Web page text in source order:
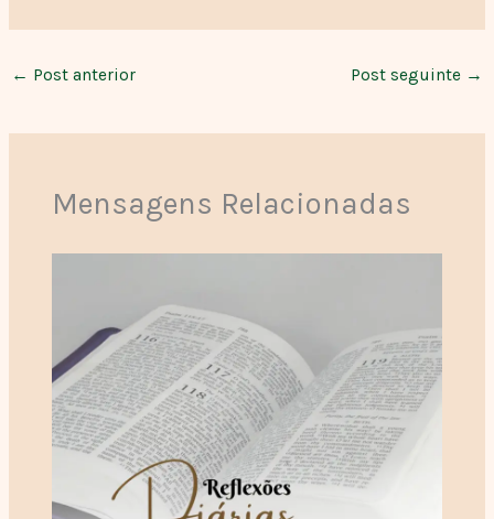
← Post anterior Post seguinte →
Mensagens Relacionadas